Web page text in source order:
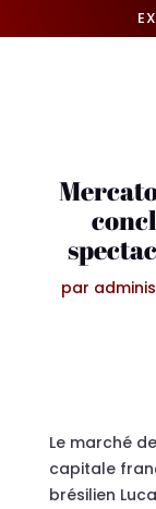
par
Le marché
capitale
brésilien